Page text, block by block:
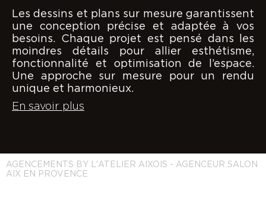
Les dessins et plans sur mesure garantissent
une conception précise et adaptée à vos
besoins. Chaque projet est pensé dans les
moindres détails pour allier esthétisme,
fonctionnalité et optimisation de l’espace.
Une approche sur mesure pour un rendu
unique et harmonieux.
En savoir plus
AGENCEMENTS BY L'ATELIER AIXOIS - AGENCEUR SALON
AIX EN PROVENCE